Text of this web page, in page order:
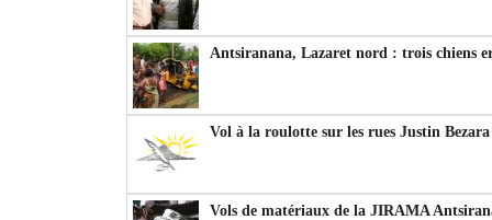
Antsiranana, Lazaret nord : trois chiens
Vol à la roulotte sur les rues Justin
Vols de matériaux de la JIRAMA